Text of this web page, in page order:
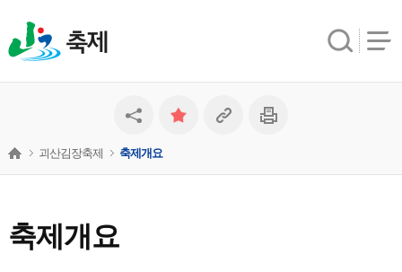
축제
축제개요
괴산김장축제 축제개요